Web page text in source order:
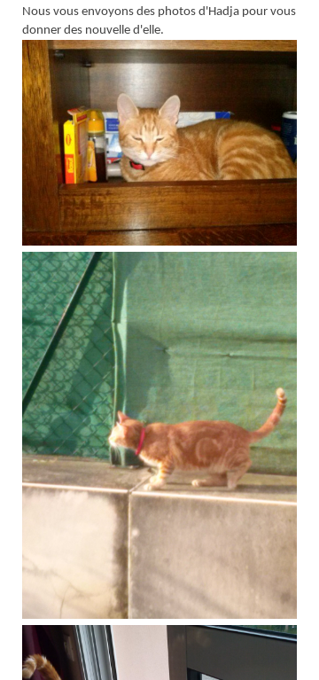
Nous vous envoyons des photos d'Hadja pour vous
donner des nouvelle d'elle.